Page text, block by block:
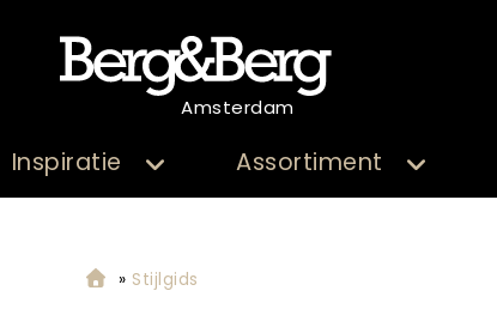
Amsterdam
Inspiratie Assortiment
» Stijlgids